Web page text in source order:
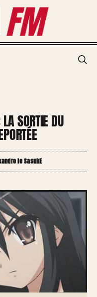
SORTIE DU
le SasukE